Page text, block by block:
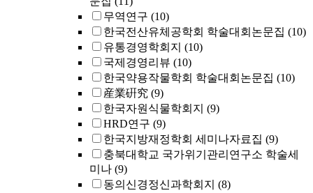
무역연구 (10)
한국전산유체공학회 학술대회논문집 (10)
유통경영학회지 (10)
국제경영리뷰 (10)
한국약용작물학회 학술대회논문집 (10)
産業硏究 (9)
한국자원식물학회지 (9)
HRD연구 (9)
한국지방재정학회 세미나자료집 (9)
충북대학교 국가위기관리연구소 학술세
미나 (9)
동의신경정신과학회지 (8)